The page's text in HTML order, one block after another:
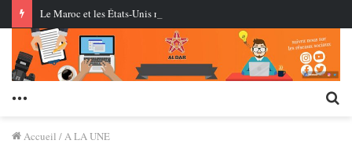
Accueil /A LA UNE